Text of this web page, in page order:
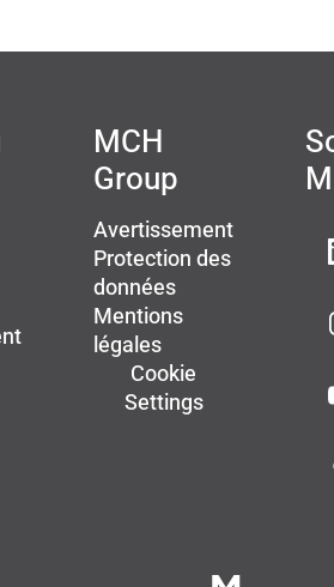
MCH
Group
Avertissement
Protection des
données
Mentions
légales
Cookie
Settings